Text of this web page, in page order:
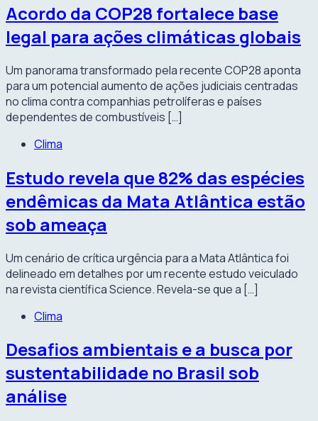
Acordo da COP28 fortalece base
legal para ações climáticas globais
Um panorama transformado pela recente COP28 aponta
para um potencial aumento de ações judiciais centradas
no clima contra companhias petrolíferas e países
dependentes de combustíveis […]
Clima
Estudo revela que 82% das espécies
endêmicas da Mata Atlântica estão
sob ameaça
Um cenário de crítica urgência para a Mata Atlântica foi
delineado em detalhes por um recente estudo veiculado
na revista científica Science. Revela-se que a […]
Clima
Desafios ambientais e a busca por
sustentabilidade no Brasil sob
análise